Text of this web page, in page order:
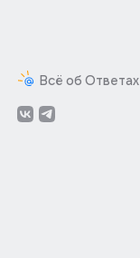
Всё об Ответах